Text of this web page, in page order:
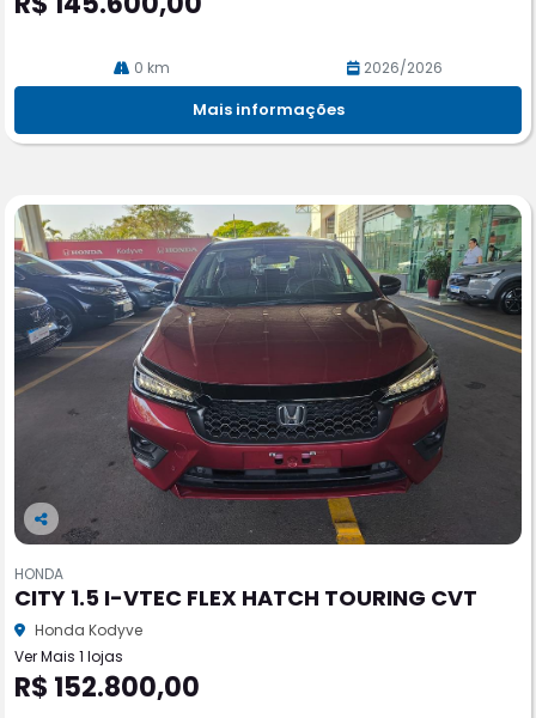
0 km 2026/2026
Mais informações
Co
pa
rtil
he
HONDA
CITY 1.5 I-VTEC FLEX HATCH TOURING CVT
Honda Kodyve
Ver Mais 1 lojas
R$ 152.800,00